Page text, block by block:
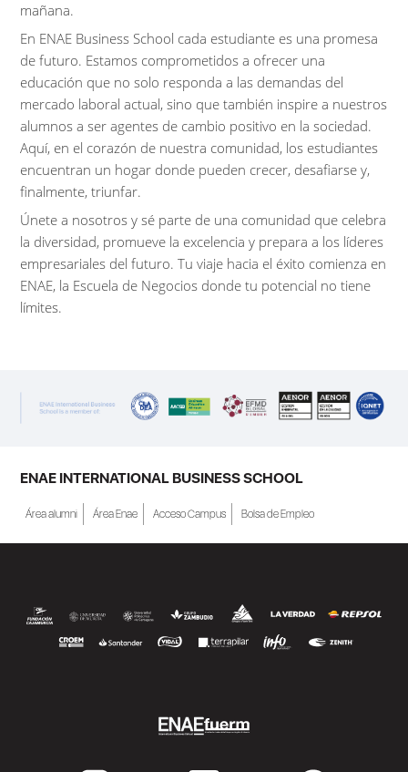
mañana.
En ENAE Business School cada estudiante es una promesa
de futuro. Estamos comprometidos a ofrecer una
educación que no solo responda a las demandas del
mercado laboral actual, sino que también inspire a nuestros
alumnos a ser agentes de cambio positivo en la sociedad.
Aquí, en el corazón de nuestra comunidad, los estudiantes
encuentran un hogar donde pueden crecer, desafiarse y,
finalmente, triunfar.
Únete a nosotros y sé parte de una comunidad que celebra
la diversidad, promueve la excelencia y prepara a los líderes
empresariales del futuro. Tu viaje hacia el éxito comienza en
ENAE, la Escuela de Negocios donde tu potencial no tiene
límites.
ENAE INTERNATIONAL BUSINESS SCHOOL
Área alumni Área Enae Acceso Campus Bolsa de Empleo